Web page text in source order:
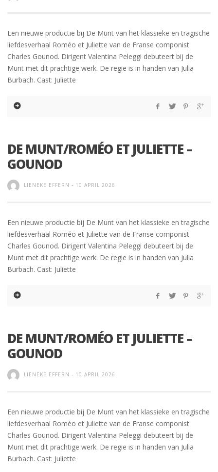
Een nieuwe productie bij De Munt van het klassieke en tragische
liefdesverhaal Roméo et Juliette van de Franse componist
Charles Gounod. Dirigent Valentina Peleggi debuteert bij de
Munt met dit prachtige werk. De regie is in handen van Julia
Burbach. Cast: Juliette
DE MUNT/ROMÉO ET JULIETTE –
GOUNOD
LIENEKE EFFERN - 10 APRIL 2026
Een nieuwe productie bij De Munt van het klassieke en tragische
liefdesverhaal Roméo et Juliette van de Franse componist
Charles Gounod. Dirigent Valentina Peleggi debuteert bij de
Munt met dit prachtige werk. De regie is in handen van Julia
Burbach. Cast: Juliette
DE MUNT/ROMÉO ET JULIETTE –
GOUNOD
LIENEKE EFFERN - 10 APRIL 2026
Een nieuwe productie bij De Munt van het klassieke en tragische
liefdesverhaal Roméo et Juliette van de Franse componist
Charles Gounod. Dirigent Valentina Peleggi debuteert bij de
Munt met dit prachtige werk. De regie is in handen van Julia
Burbach. Cast: Juliette